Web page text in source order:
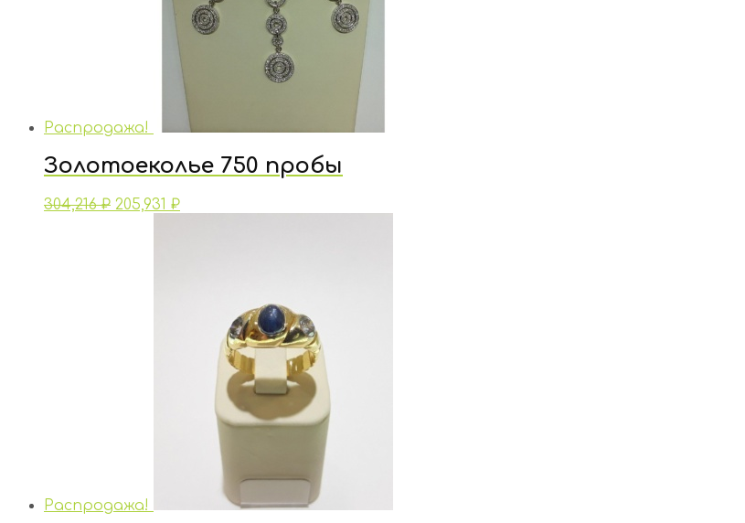
Распродажа!
Золотоеколье 750 пробы
304,216₽ 205,931 ₽
Распродажа!